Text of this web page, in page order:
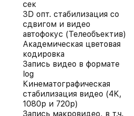
сек
3D опт. стабилизация со
сдвигом и видео
автофокус (Телеобъектив)
Академическая цветовая
кодировка
Запись видео в формате
log
Кинематографическая
стабилизация видео (4K,
1080p и 720p)
Запись макровидео, в т.ч.